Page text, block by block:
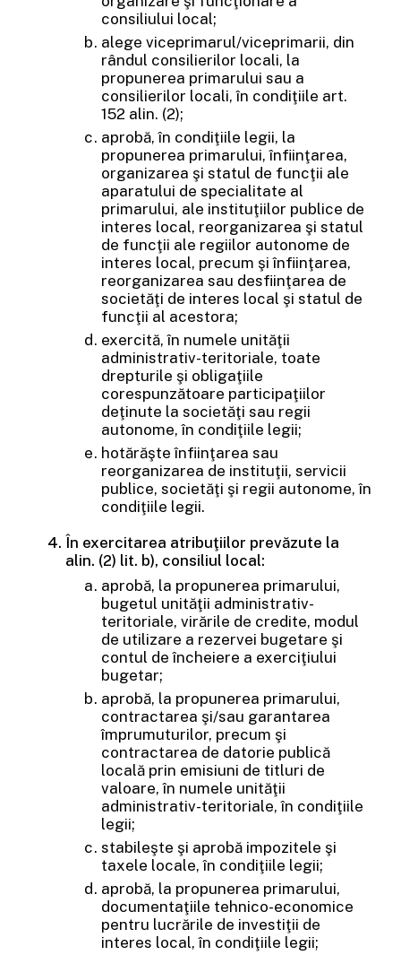
consiliului local;
alege viceprimarul/viceprimarii, din
rândul consilierilor locali, la
propunerea primarului sau a
consilierilor locali, în condiţiile art.
152 alin. (2);
aprobă, în condiţiile legii, la
propunerea primarului, înfiinţarea,
organizarea şi statul de funcţii ale
aparatului de specialitate al
primarului, ale instituţiilor publice de
interes local, reorganizarea şi statul
de funcţii ale regiilor autonome de
interes local, precum şi înfiinţarea,
reorganizarea sau desfiinţarea de
societăţi de interes local şi statul de
funcţii al acestora;
exercită, în numele unităţii
administrativ-teritoriale, toate
drepturile şi obligaţiile
corespunzătoare participaţiilor
deţinute la societăţi sau regii
autonome, în condiţiile legii;
hotărăşte înfiinţarea sau
reorganizarea de instituţii, servicii
publice, societăţi şi regii autonome, în
condiţiile legii.
În exercitarea atribuţiilor prevăzute la
alin. (2) lit. b), consiliul local:
aprobă, la propunerea primarului,
bugetul unităţii administrativ-
teritoriale, virările de credite, modul
de utilizare a rezervei bugetare şi
contul de încheiere a exerciţiului
bugetar;
aprobă, la propunerea primarului,
contractarea şi/sau garantarea
împrumuturilor, precum şi
contractarea de datorie publică
locală prin emisiuni de titluri de
valoare, în numele unităţii
administrativ-teritoriale, în condiţiile
legii;
stabileşte şi aprobă impozitele şi
taxele locale, în condiţiile legii;
aprobă, la propunerea primarului,
documentaţiile tehnico-economice
pentru lucrările de investiţii de
interes local, în condiţiile legii;